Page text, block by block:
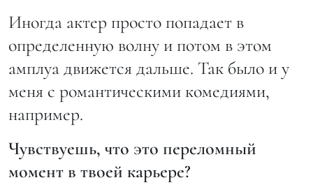
Иногда актер просто попадает в
определенную волну и потом в этом
амплуа движется дальше. Так было и у
меня с романтическими комедиями,
например.
Чувствуешь, что это переломный
момент в твоей карьере?